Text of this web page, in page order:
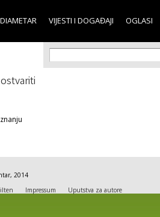
VIJESTI I DOGAĐAJI OGLASI
Search form
Search
2014
Impressum Uputstva za autore